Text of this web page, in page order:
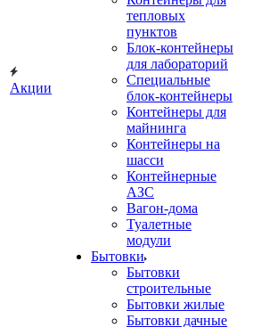
Акции
тепловых
пунктов
Блок-контейнеры
для лабораторий
Специальные
блок-контейнеры
Контейнеры для
майнинга
Контейнеры на
шасси
Контейнерные
АЗС
Вагон-дома
Туалетные
модули
Бытовки
Бытовки
строительные
Бытовки жилые
Бытовки дачные